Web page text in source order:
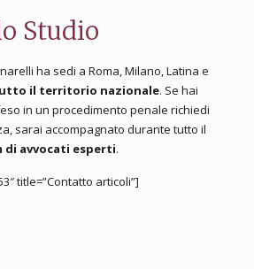
Studio
ha sedi a Roma, Milano, Latina e
il territorio nazionale. Se hai
in un procedimento penale richiedi
sarai accompagnato durante tutto il
di avvocati esperti.
title=”Contatto articoli”]